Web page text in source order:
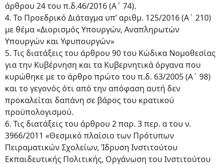
άρθρου 24 του π.δ.46/2016 (Α΄ 74).
4. Το Προεδρικό Διάταγμα υπ’ αριθμ. 125/2016 (Α΄ 210)
με θέμα «Διορισμός Υπουργών, Αναπληρωτών
Υπουργών και Υφυπουργών»
5. Τις διατάξεις του άρθρου 90 του Κώδικα Νομοθεσίας
για την Κυβέρνηση και τα Κυβερνητικά όργανα που
κυρώθηκε με το άρθρο πρώτο του π.δ. 63/2005 (Α΄ 98)
και το γεγονός ότι από την απόφαση αυτή δεν
προκαλείται δαπάνη σε βάρος του κρατικού
προϋπολογισμού.
6. Τις διατάξεις του άρθρου 2 παρ. 3 περ. α του ν.
3966/2011 «Θεσμικό πλαίσιο των Πρότυπων
Πειραματικών Σχολείων, Ίδρυση Ινστιτούτου
Εκπαιδευτικής Πολιτικής, Οργάνωση του Ινστιτούτου